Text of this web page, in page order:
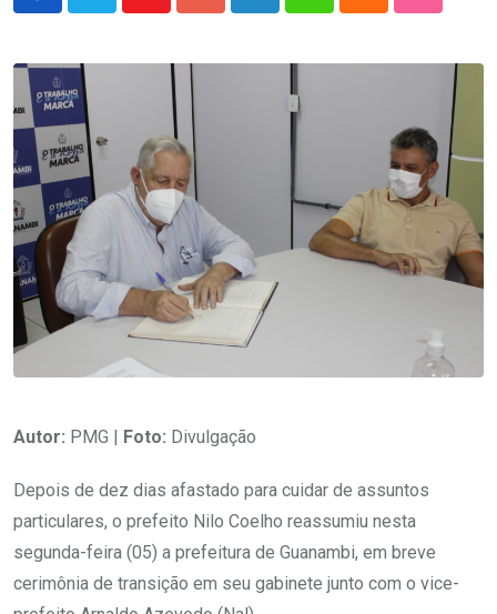
YoutubeGoogle+LinkedInWhatsappCloud
Autor: PMG | Foto: Divulgação
Depois de dez dias afastado para cuidar de assuntos
particulares, o prefeito Nilo Coelho reassumiu nesta
segunda-feira (05) a prefeitura de Guanambi, em breve
cerimônia de transição em seu gabinete junto com o vice-